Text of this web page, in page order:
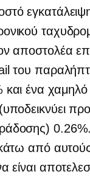
αποστολέα
του
και ένα
0.26%.
κάτω από
είναι